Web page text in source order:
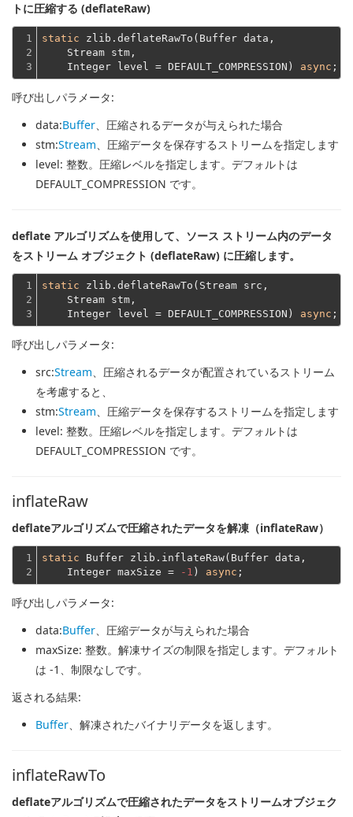
トに圧縮する (deflateRaw)
1
2
3
static zlib.deflateRawTo(Buffer data,
    Stream stm,
    Integer level = DEFAULT_COMPRESSION)
async
呼び出しパラメータ:
data:Buffer、圧縮されるデータが与えられた場合
stm:Stream、圧縮データを保存するストリームを指定します
level: 整数。圧縮レベルを指定します。デフォルトは
DEFAULT_COMPRESSION です。
deflate アルゴリズムを使用して、ソース ストリーム内のデータ
をストリーム オブジェクト (deflateRaw) に圧縮します。
1
2
3
static zlib.deflateRawTo(Stream src,
    Stream stm,
    Integer level = DEFAULT_COMPRESSION)
async
呼び出しパラメータ:
src:Stream、圧縮されるデータが配置されているストリーム
を考慮すると、
stm:Stream、圧縮データを保存するストリームを指定します
level: 整数。圧縮レベルを指定します。デフォルトは
DEFAULT_COMPRESSION です。
inflateRaw
deflateアルゴリズムで圧縮されたデータを解凍（inflateRaw）
1
2
static Buffer zlib.inflateRaw(Buffer data,
    Integer maxSize =
-1 ) async
呼び出しパラメータ:
data:Buffer、圧縮データが与えられた場合
maxSize: 整数。解凍サイズの制限を指定します。デフォルト
は -1、制限なしです。
返される結果:
Buffer、解凍されたバイナリデータを返します。
inflateRawTo
deflateアルゴリズムで圧縮されたデータをストリームオブジェク